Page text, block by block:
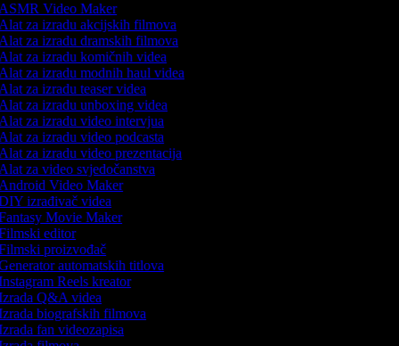
Video Maker
za izradu akcijskih filmova
za izradu dramskih filmova
za izradu komičnih videa
za izradu modnih haul videa
za izradu teaser videa
za izradu unboxing videa
za izradu video intervjua
za izradu video podcasta
za izradu video prezentacija
za video svjedočanstva
Video Maker
izrađivač videa
Movie Maker
editor
proizvođač
automatskih titlova
Reels kreator
Q&A videa
biografskih filmova
fan videozapisa